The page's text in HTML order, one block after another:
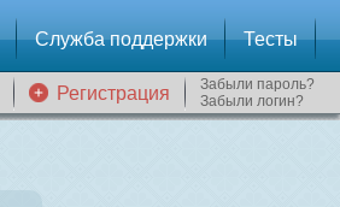
Служба поддержки Тесты
Регистрация
Забыли пароль?
Забыли логин?